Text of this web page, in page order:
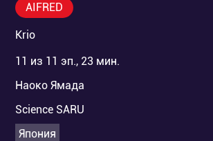
AIFRED
Krio
11 из 11 эп., 23 мин.
Наоко Ямада
Science SARU
Япония